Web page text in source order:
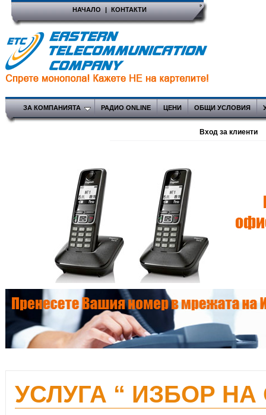
НАЧАЛО | КОНТАКТИ
ЗА КОМПАНИЯТА РАДИО ONLINE ЦЕНИ ОБЩИ УСЛОВИЯ
Вход за клиенти
УСЛУГА “ ИЗБОР НА